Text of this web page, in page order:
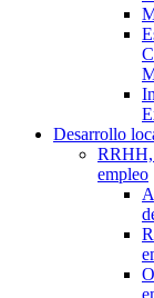
Desarrollo
empleo